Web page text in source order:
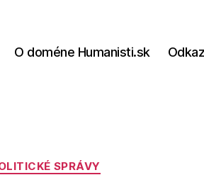
O doméne Humanisti.sk
Kategórie
SPRÁVY